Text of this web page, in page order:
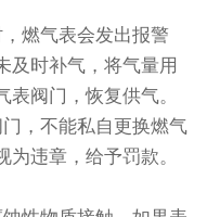
燃气表会发出报警
及时补气，将气量用
表阀门，恢复供气。
，不能私自更换燃气
为违章，给予罚款。